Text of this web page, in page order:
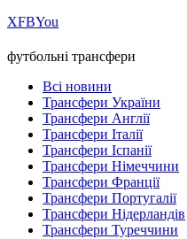
ХFBYou
футбольні трансфери
Всі новини
Трансфери України
Трансфери Англії
Трансфери Італії
Трансфери Іспанії
Трансфери Німеччини
Трансфери Франції
Трансфери Португалії
Трансфери Нідерландів
Трансфери Туреччини